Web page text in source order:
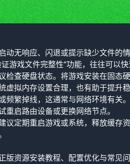
动无响应、闪退或提示缺少文件的
游戏文件完整性”功能，往往可以快
检查硬盘状态。将游戏安装在固态
拟内存设置合理，也有助于提升稳
频繁掉线，这通常与网络环境有关
启路由设备或更换网络节点。
议定期重启游戏或系统，释放缓存
版资源安装教程、配置优化与常见